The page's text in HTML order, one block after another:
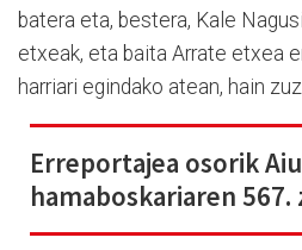
batera eta, bestera, Kale
etxeak, eta baita Arrate etxea
harriari egindako atean, hain
Erreportajea osorik
hamaboskariaren 567.